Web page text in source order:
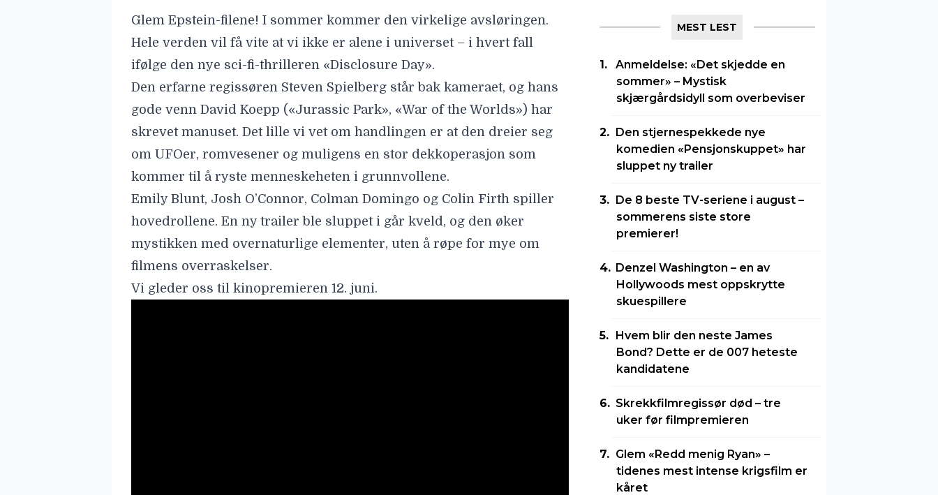
Glem Epstein-filene! I sommer kommer den virkelige avsløringen.
Hele verden vil få vite at vi ikke er alene i universet – i hvert fall
ifølge den nye sci-fi-thrilleren «Disclosure Day».
Den erfarne regissøren Steven Spielberg står bak kameraet, og hans
gode venn David Koepp («Jurassic Park», «War of the Worlds») har
skrevet manuset. Det lille vi vet om handlingen er at den dreier seg
om UFOer, romvesener og muligens en stor dekkoperasjon som
kommer til å ryste menneskeheten i grunnvollene.
Emily Blunt, Josh O’Connor, Colman Domingo og Colin Firth spiller
hovedrollene. En ny trailer ble sluppet i går kveld, og den øker
mystikken med overnaturlige elementer, uten å røpe for mye om
filmens overraskelser.
Vi gleder oss til kinopremieren 12. juni.
MEST LEST
Anmeldelse: «Det skjedde en
sommer» – Mystisk
skjærgårdsidyll som overbeviser
Den stjernespekkede nye
komedien «Pensjonskuppet» har
sluppet ny trailer
De 8 beste TV-seriene i august –
sommerens siste store
premierer!
Denzel Washington – en av
Hollywoods mest oppskrytte
skuespillere
Hvem blir den neste James
Bond? Dette er de 007 heteste
kandidatene
Skrekkfilmregissør død – tre
uker før filmpremieren
Glem «Redd menig Ryan» –
tidenes mest intense krigsfilm er
kåret